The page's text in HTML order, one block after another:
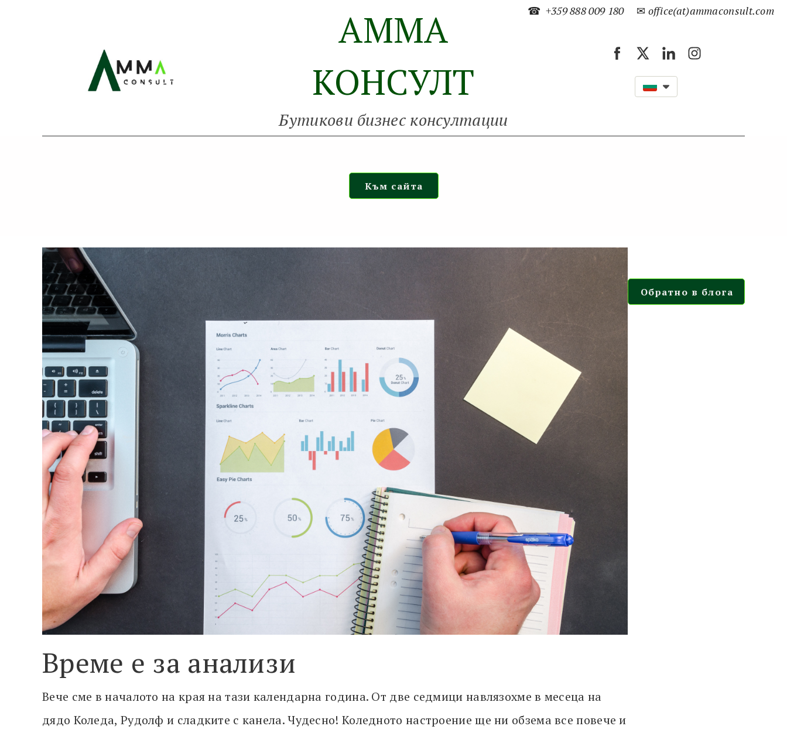
АММА
КОНСУЛТ
Бутикови бизнес консултации
☎ +359 888 009 180✉ office(at)ammaconsult.com
Към сайта
Време е за анализи
Вече сме в началото на края на тази календарна година. От две седмици навлязохме в месеца на
дядо Коледа, Рудолф и сладките с канела. Чудесно! Коледното настроение ще ни обзема все повече и
Обратно в блога